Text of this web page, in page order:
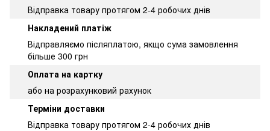
Відправка товару протягом 2-4 робочих днів
Накладений платіж
Відправляємо післяплатою, якщо сума замовлення
більше 300 грн
Оплата на картку
або на розрахунковий рахунок
Терміни доставки
Відправка товару протягом 2-4 робочих днів